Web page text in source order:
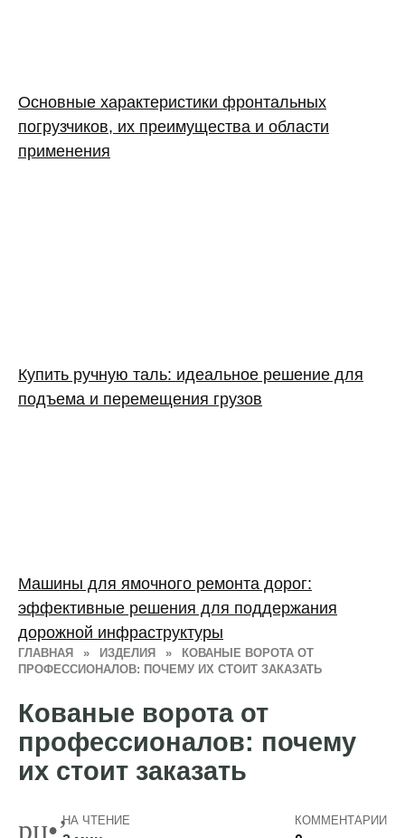
ГЛАВНАЯ » ИЗДЕЛИЯ »
КОВАНЫЕ ВОРОТА ОТ
ПРОФЕССИОНАЛОВ: ПОЧЕМУ ИХ СТОИТ ЗАКАЗАТЬ
Кованые ворота от
профессионалов: почему
их стоит заказать
НА ЧТЕНИЕ КОММЕНТАРИИ
Основные характеристики фронтальных
погрузчиков, их преимущества и области
применения
Купить ручную таль: идеальное решение для
подъема и перемещения грузов
Машины для ямочного ремонта дорог:
эффективные решения для поддержания
дорожной инфраструктуры